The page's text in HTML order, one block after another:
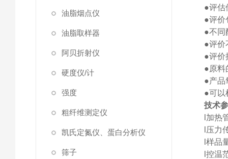
油脂烟点仪
油脂取样器
阿贝折射仪
硬度仪/计
强度
粗纤维测定仪
凯氏定氮仪、蛋白分析仪
筛子
●评估
●评价
●不同
●评价
●评价
●原料
●产品
●可以
技术
加热
压力
l样品
l控温